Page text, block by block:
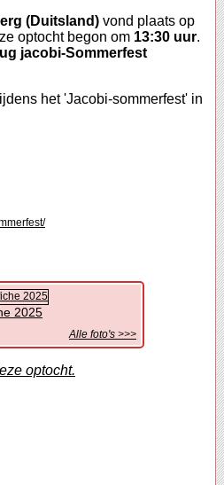
(Duitsland) vond plaats op
optocht begon om 13:30 uur.
jacobi-Sommerfest
het 'Jacobi-sommerfest' in
2025
Alle foto's >>>
optocht.